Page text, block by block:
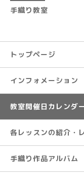
手織り教室
トップページ
インフォメーション
教室開催日カレンダ
各レッスンの紹介・
手織り作品アルバ